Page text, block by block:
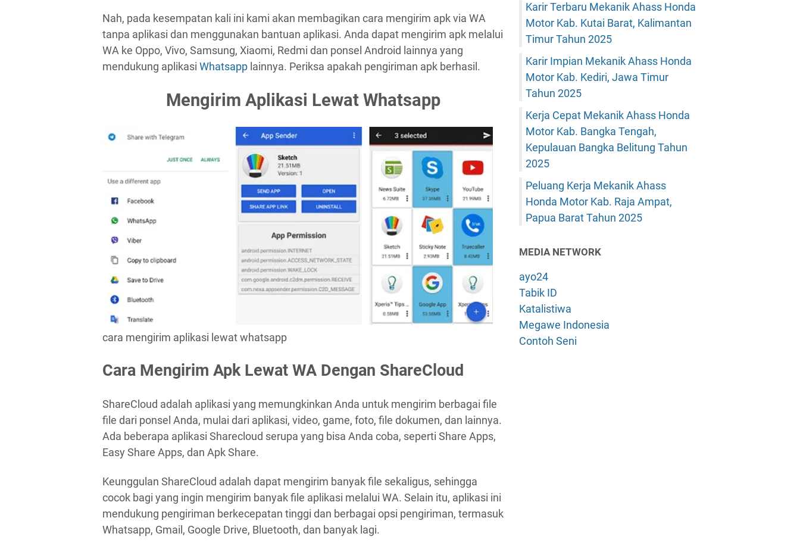
Nah, pada kesempatan kali ini kami akan membagikan cara mengirim apk via WA
tanpa aplikasi dan menggunakan bantuan aplikasi. Anda dapat mengirim apk melalui
WA ke Oppo, Vivo, Samsung, Xiaomi, Redmi dan ponsel Android lainnya yang
mendukung aplikasi Whatsapp lainnya. Periksa apakah pengiriman apk berhasil.
Mengirim Aplikasi Lewat Whatsapp
cara mengirim aplikasi lewat whatsapp
Cara Mengirim Apk Lewat WA Dengan ShareCloud
ShareCloud adalah aplikasi yang memungkinkan Anda untuk mengirim berbagai file
file dari ponsel Anda, mulai dari aplikasi, video, game, foto, file dokumen, dan lainnya.
Ada beberapa aplikasi Sharecloud serupa yang bisa Anda coba, seperti Share Apps,
Easy Share Apps, dan Apk Share.
Keunggulan ShareCloud adalah dapat mengirim banyak file sekaligus, sehingga
cocok bagi yang ingin mengirim banyak file aplikasi melalui WA. Selain itu, aplikasi ini
mendukung pengiriman berkecepatan tinggi dan berbagai opsi pengiriman, termasuk
Whatsapp, Gmail, Google Drive, Bluetooth, dan banyak lagi.
Karir Terbaru Mekanik Ahass Honda
Motor Kab. Kutai Barat, Kalimantan
Timur Tahun 2025
Karir Impian Mekanik Ahass Honda
Motor Kab. Kediri, Jawa Timur
Tahun 2025
Kerja Cepat Mekanik Ahass Honda
Motor Kab. Bangka Tengah,
Kepulauan Bangka Belitung Tahun
2025
Peluang Kerja Mekanik Ahass
Honda Motor Kab. Raja Ampat,
Papua Barat Tahun 2025
MEDIA NETWORK
ayo24
Tabik ID
Katalistiwa
Megawe Indonesia
Contoh Seni